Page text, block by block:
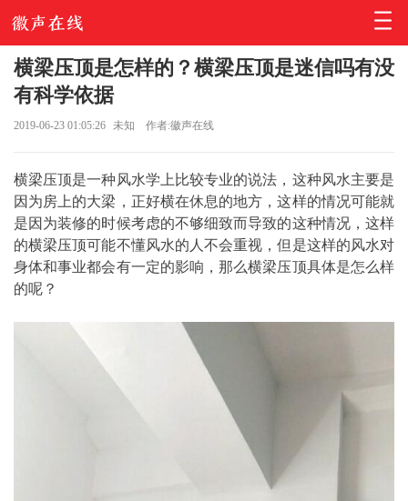
横梁压顶是怎样的？横梁压顶是迷信吗有没
有科学依据
2019-06-23 01:05:26 未知 作者:徽声在线
横梁压顶是一种风水学上比较专业的说法，这种风水主要是
因为房上的大梁，正好横在休息的地方，这样的情况可能就
是因为装修的时候考虑的不够细致而导致的这种情况，这样
的横梁压顶可能不懂风水的人不会重视，但是这样的风水对
身体和事业都会有一定的影响，那么横梁压顶具体是怎么样
的呢？